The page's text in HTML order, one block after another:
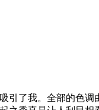
了我。全部的色